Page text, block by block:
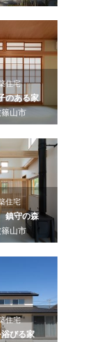
住宅
のある家
山市
住宅
鎮守の森
山市
住宅
びる家